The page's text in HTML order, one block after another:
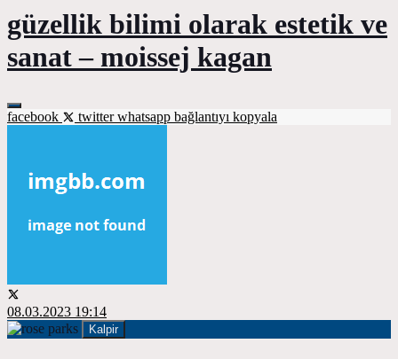
güzellik bilimi olarak estetik ve
sanat – moissej kagan
facebook twitterwhatsapp bağlantıyı kopyala
08.03.2023 19:14
Kalpir